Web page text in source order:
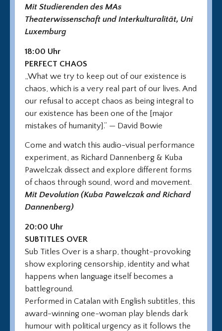
Mit Studierenden des MAs
Theaterwissenschaft und Interkulturalität, Uni
Luxemburg
18:00 Uhr
PERFECT CHAOS
„What we try to keep out of our existence is
chaos, which is a very real part of our lives. And
our refusal to accept chaos as being integral to
our existence has been one of the [major
mistakes of humanity].“ — David Bowie
Come and watch this audio-visual performance
experiment, as Richard Dannenberg & Kuba
Pawelczak dissect and explore different forms
of chaos through sound, word and movement.
Mit Devolution (Kuba Pawelczak and Richard
Dannenberg)
20:00 Uhr
SUBTITLES OVER
Sub Titles Over is a sharp, thought-provoking
show exploring censorship, identity and what
happens when language itself becomes a
battleground.
Performed in Catalan with English subtitles, this
award-winning one-woman play blends dark
humour with political urgency as it follows the